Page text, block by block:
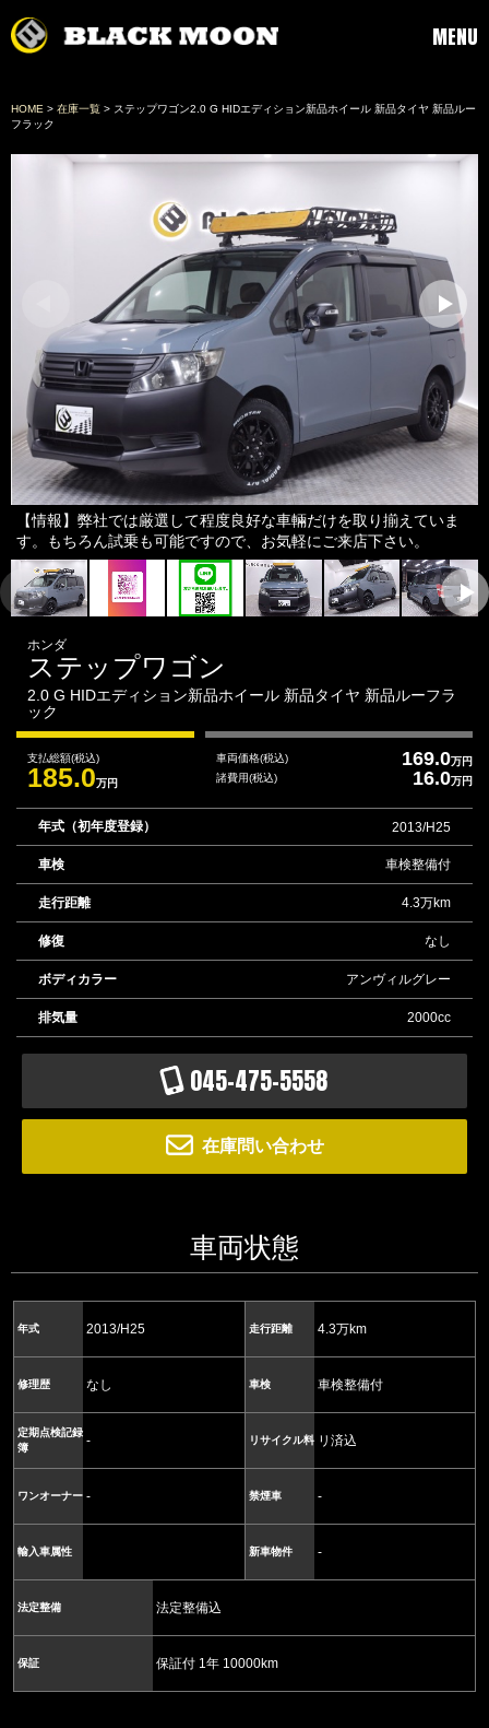
MENU
HOME > 在庫一覧 > ステップワゴン2.0 G HIDエディション新品ホイール 新品タイヤ 新品ルー
フラック
【情報】弊社では厳選して程度良好な車輛だけを取り揃えていま
す。もちろん試乗も可能ですので、お気軽にご来店下さい。
ホンダ
ステップワゴン
2.0 G HIDエディション新品ホイール 新品タイヤ 新品ルーフラ
ック
支払総額(税込)
185.0万円
車両価格(税込) 169.0万円
諸費用(税込) 16.0万円
年式（初年度登録） 2013/H25
車検 車検整備付
走行距離 4.3万km
修復 なし
ボディカラー アンヴィルグレー
排気量 2000cc
045-475-5558
在庫問い合わせ
車両状態
年式 2013/H25 走行距離 4.3万km
修理歴 なし 車検 車検整備付
定期点検記録
簿
- リサイクル料 リ済込
ワンオーナー - 禁煙車 -
輸入車属性 新車物件 -
法定整備 法定整備込
保証 保証付 1年 10000km